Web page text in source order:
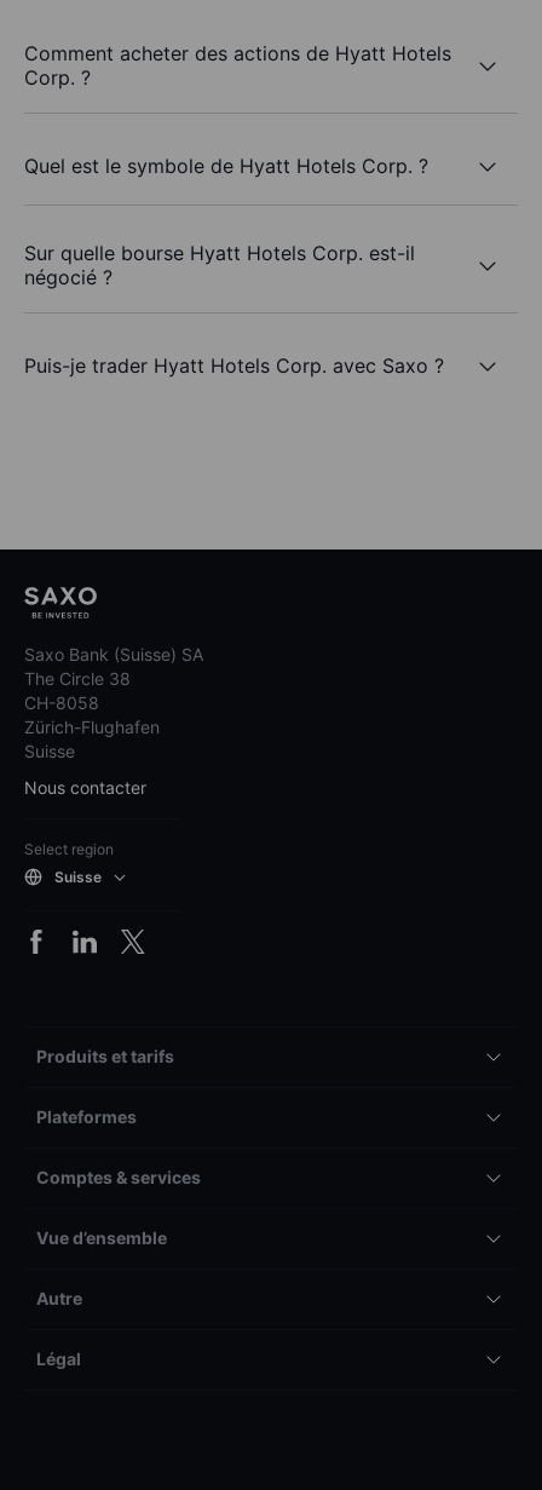
Comment acheter des actions de Hyatt Hotels
Corp. ?
Quel est le symbole de Hyatt Hotels Corp. ?
Sur quelle bourse Hyatt Hotels Corp. est-il
négocié ?
Puis-je trader Hyatt Hotels Corp. avec Saxo ?
Saxo Bank (Suisse) SA
The Circle 38
CH-8058
Zürich-Flughafen
Suisse
Nous contacter
Select region
Suisse
Produits et tarifs
Plateformes
Comptes & services
Vue d’ensemble
Autre
Légal